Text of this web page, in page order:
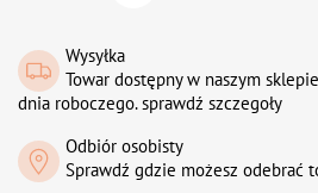
Wysyłka
Towar dostępny w naszym
dnia roboczego. sprawdź szczegoły
Odbiór osobisty
Sprawdź gdzie możesz odebrać